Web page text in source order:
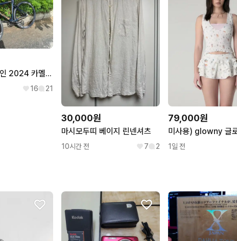
콘스탄틴 어베인 2024 카멜레온 픽시 로드 판매/대차 자토바이
16 21
30,000원
마시모두띠 베이지 린넨셔츠
10시간 전 7 2
79,000원
1일 전